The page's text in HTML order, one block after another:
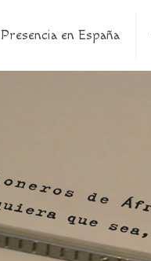
Presencia en España